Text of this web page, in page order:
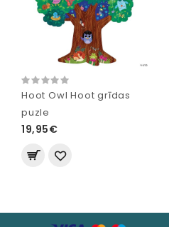
Hoot Owl Hoot grīdas
puzle
19,95€